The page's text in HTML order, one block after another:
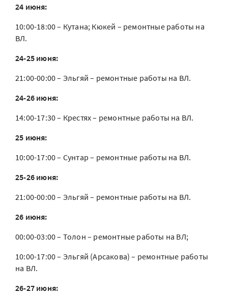
24 июня:
10:00-18:00 – Кутана; Кюкей – ремонтные работы на
ВЛ.
24-25 июня:
21:00-00:00 – Эльгяй – ремонтные работы на ВЛ.
24-26 июня:
14:00-17:30 – Крестях – ремонтные работы на ВЛ.
25 июня:
10:00-17:00 – Сунтар – ремонтные работы на ВЛ.
25-26 июня:
21:00-00:00 – Эльгяй – ремонтные работы на ВЛ.
26 июня:
00:00-03:00 – Толон – ремонтные работы на ВЛ;
10:00-17:00 – Эльгяй (Арсакова) – ремонтные работы
на ВЛ.
26-27 июня: